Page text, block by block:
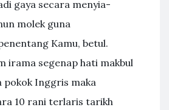
gaya secara menyia-
molek guna
Kamu, betul.
irama segenap hati makbul
pokok Inggris maka
10 rani terlaris tarikh